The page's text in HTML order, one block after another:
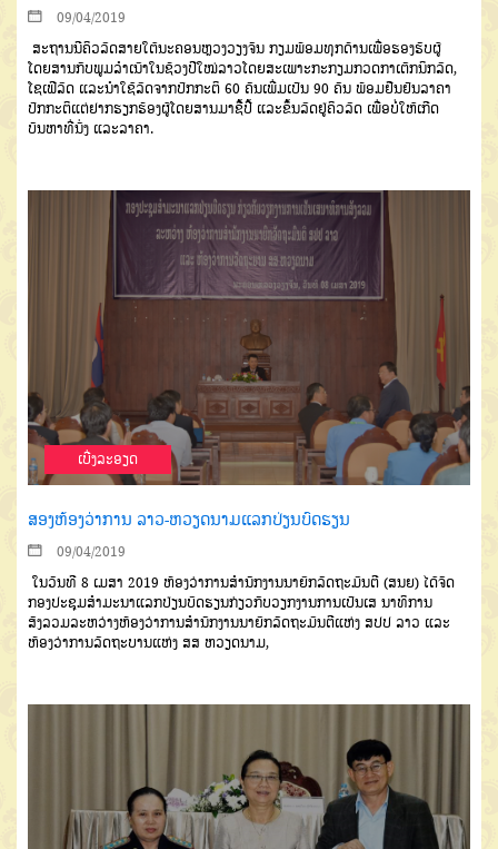
09/04/2019
ສະຖານນີຄິວລົດສາຍໃຕ້ນະຄອນຫຼວງວຽງຈັນ ກຽມພ້ອມທຸກດ້ານເພື່ອຮອງຮັບຜູ້
ໂດຍສານກັບພູມລຳເນົາໃນຊ້ວງປີໃໝ່ລາວໂດຍສະເພາະກະກຽມກວດກາເຕັກນິກລົດ,
ໂຊເຟີລົດ ແລະນຳໃຊ້ລົດຈາກປົກກະຕິ 60 ຄັນເພີ່ມເປັນ 90 ຄັນ ພ້ອມຢືນຢັນລາຄາ
ປົກກະຕິແຕ່ຢາກຮຽກຮ້ອງຜູ້ໂດຍສານມາຊື້ປີ້ ແລະຂຶ້ນລົດຢູ່ຄິວລົດ ເພື່ອບໍ່ໃຫ້ເກີດ
ບັນຫາທີ່ນັ່ງ ແລະລາຄາ.
ເບີ່ງລະອຽດ
ສອງຫ້ອງວ່າການ ລາວ-ຫວຽດນາມແລກປ່ຽນບົດຮຽນ
09/04/2019
ໃນວັນທີ 8 ເມສາ 2019 ຫ້ອງວ່າການສຳນັກງານນາຍົກລັດຖະມົນຕີ (ສນຍ) ໄດ້ຈັດ
ກອງປະຊຸມສຳມະນາແລກປ່ຽນບົດຮຽນກ່ຽວກັບວຽກງານການເປັນເສ ນາທິການ
ສັງລວມລະຫວ່າງຫ້ອງວ່າການສຳນັກງານນາຍົກລັດຖະມົນຕີແຫ່ງ ສປປ ລາວ ແລະ
ຫ້ອງວ່າການລັດຖະບານແຫ່ງ ສສ ຫວຽດນາມ,